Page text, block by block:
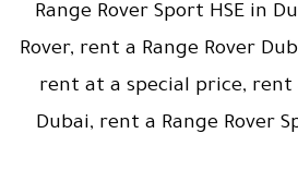
Range Rover Sport HSE in
Rover, rent a Range Rover
rent at a special price, rent
Dubai, rent a Range Rover